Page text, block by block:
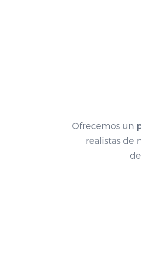
Ofrecemos un
realistas de